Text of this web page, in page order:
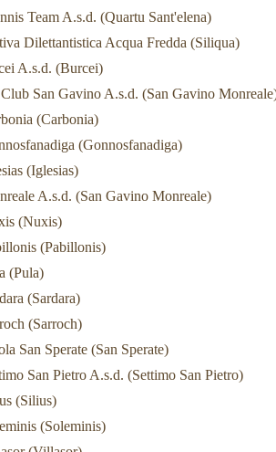
Team A.s.d. (Quartu Sant'elena)
Dilettantistica Acqua Fredda (Siliqua)
A.s.d. (Burcei)
San Gavino A.s.d. (San Gavino
(Carbonia)
(Gonnosfanadiga)
(Iglesias)
A.s.d. (San Gavino Monreale)
(Nuxis)
(Pabillonis)
(Pula)
(Sardara)
(Sarroch)
San Sperate (San Sperate)
San Pietro A.s.d. (Settimo San Pietro)
(Silius)
(Soleminis)